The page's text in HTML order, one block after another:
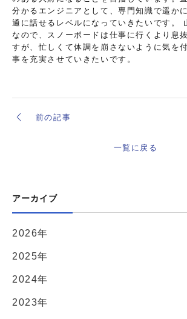
分かるエンジニアとして、専門知識で遥か
通に話せるレベルになっていきたいです。
なので、スノーボードは仕事に行くより息
すが、忙しくて体調を崩さないように気を
事を充実させていきたいです。
前の記事
一覧に戻る
アーカイブ
2026年
2025年
2024年
2023年